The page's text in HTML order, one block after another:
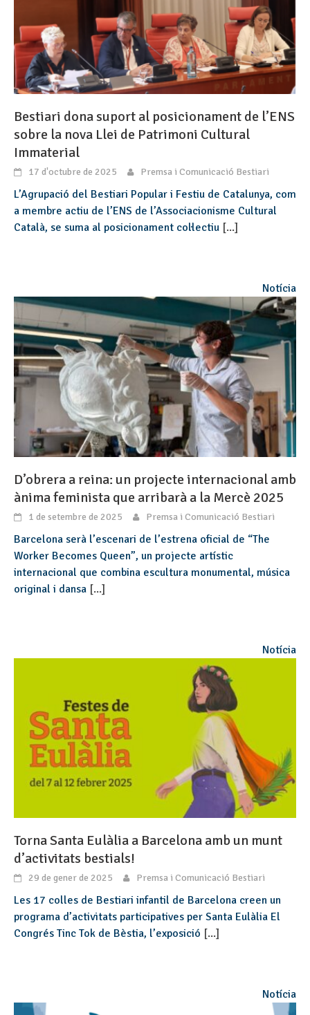
Bestiari dona suport al posicionament de l’ENS
sobre la nova Llei de Patrimoni Cultural
Immaterial
17 d'octubre de 2025 Premsa i Comunicació Bestiari
L’Agrupació del Bestiari Popular i Festiu de Catalunya, com
a membre actiu de l’ENS de l’Associacionisme Cultural
Català, se suma al posicionament col·lectiu [...]
Notícia
D’obrera a reina: un projecte internacional amb
ànima feminista que arribarà a la Mercè 2025
1 de setembre de 2025 Premsa i Comunicació Bestiari
Barcelona serà l’escenari de l’estrena oficial de “The
Worker Becomes Queen”, un projecte artístic
internacional que combina escultura monumental, música
original i dansa [...]
Notícia
Torna Santa Eulàlia a Barcelona amb un munt
d’activitats bestials!
29 de gener de 2025 Premsa i Comunicació Bestiari
Les 17 colles de Bestiari infantil de Barcelona creen un
programa d’activitats participatives per Santa Eulàlia El
Congrés Tinc Tok de Bèstia, l’exposició [...]
Notícia